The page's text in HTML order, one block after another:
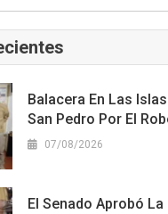
Balacera En Las
San Pedro Por El
07/08/2026
El Senado Aprobó La